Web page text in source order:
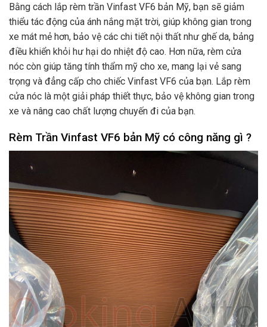
Bằng cách lắp rèm trần Vinfast VF6 bản Mỹ, bạn sẽ giảm
thiểu tác động của ánh nắng mặt trời, giúp không gian trong
xe mát mẻ hơn, bảo vệ các chi tiết nội thất như ghế da, bảng
điều khiển khỏi hư hại do nhiệt độ cao. Hơn nữa, rèm cửa
nóc còn giúp tăng tính thẩm mỹ cho xe, mang lại vẻ sang
trọng và đẳng cấp cho chiếc Vinfast VF6 của bạn. Lắp rèm
cửa nóc là một giải pháp thiết thực, bảo vệ không gian trong
xe và nâng cao chất lượng chuyến đi của bạn.
Rèm Trần Vinfast VF6 bản Mỹ có công năng gì ?